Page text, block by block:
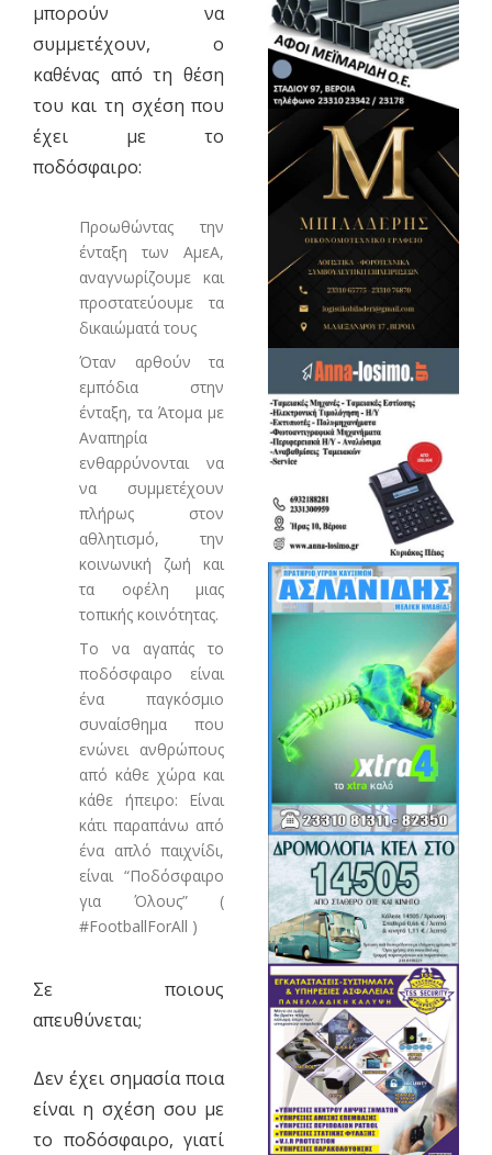
μπορούν να
συμμετέχουν, ο
καθένας από τη θέση
του και τη σχέση που
έχει με το
ποδόσφαιρο:
Προωθώντας την
ένταξη των ΑμεΑ,
αναγνωρίζουμε και
προστατεύουμε τα
δικαιώματά τους
Όταν αρθούν τα
εμπόδια στην
ένταξη, τα Άτομα με
Αναπηρία
ενθαρρύνονται να
να συμμετέχουν
πλήρως στον
αθλητισμό, την
κοινωνική ζωή και
τα οφέλη μιας
τοπικής κοινότητας.
Το να αγαπάς το
ποδόσφαιρο είναι
ένα παγκόσμιο
συναίσθημα που
ενώνει ανθρώπους
από κάθε χώρα και
κάθε ήπειρο: Είναι
κάτι παραπάνω από
ένα απλό παιχνίδι,
είναι “Ποδόσφαιρο
για Όλους” (
#FootballForAll )
Σε ποιους
απευθύνεται;
Δεν έχει σημασία ποια
είναι η σχέση σου με
το ποδόσφαιρο, γιατί